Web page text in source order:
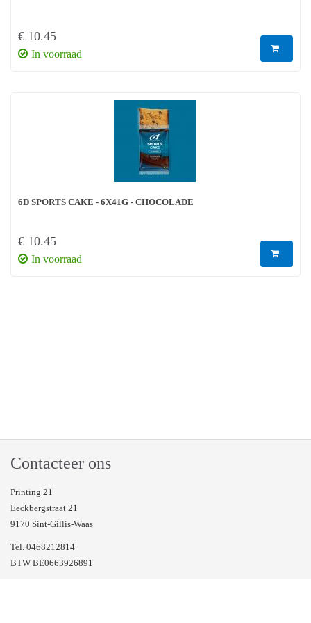
€ 10.45
In voorraad
6D SPORTS CAKE - 6X41G - CHOCOLADE
€ 10.45
In voorraad
Contacteer ons
Printing 21
Eeckbergstraat 21
9170 Sint-Gillis-Waas
Tel. 0468212814
BTW BE0663926891